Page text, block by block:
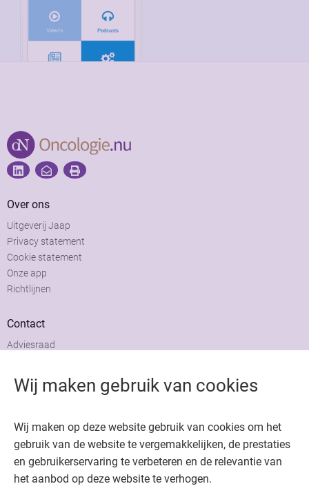
Wij maken gebruik van cookies
Wij maken op deze website gebruik van cookies om het
gebruik van de website te vergemakkelijken, de prestaties
en gebruikerservaring te verbeteren en de relevantie van
het aanbod op deze website te verhogen.
Over ons
Uitgeverij Jaap
Privacy statement
Cookie statement
Onze app
Richtlijnen
Contact
Adviesraad
Adverteren
Copyright © 2026. Uitgeverij Jaap. Alle rechten voorbehouden.